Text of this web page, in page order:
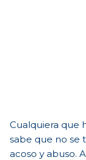
Cualquiera que
sabe que no se
acoso y abuso.